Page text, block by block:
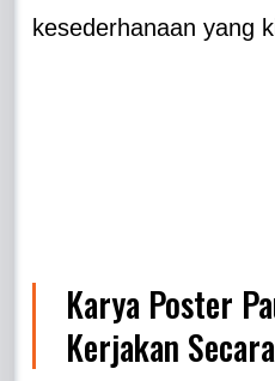
kesederhanaan yang
Karya Poster
Kerjakan